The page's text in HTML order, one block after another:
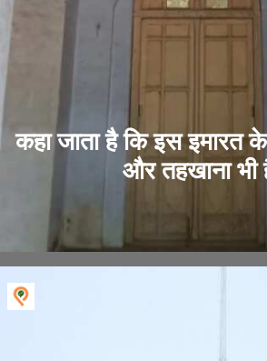
कहा जाता है कि इस इमारत
और तहखाना भी